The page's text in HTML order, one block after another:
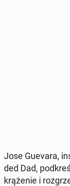
Jose Guevara,
ded Dad,
krą­że­nie i